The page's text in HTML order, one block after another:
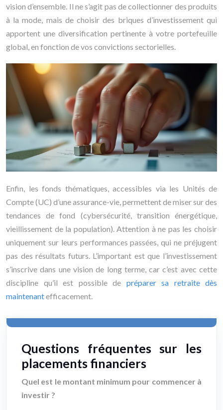
vision d’ensemble. Il ne s’agit pas de collectionner des produits
à la mode, mais de choisir des briques d’investissement qui
apportent une diversification pertinente à votre portefeuille
global, en fonction de vos convictions sectorielles.
Enfin, les fonds thématiques, accessibles via les Unités de
Compte (UC) d’une assurance-vie, permettent de miser sur des
tendances de fond (cybersécurité, transition énergétique,
vieillissement de la population). Attention à ne pas les choisir
uniquement sur leurs performances passées, qui ne préjugent
pas des résultats futurs. L’important est que l’investissement
s’inscrive dans une vision de long terme, car c’est avec cette
discipline qu’il est possible de préparer sa retraite dès
maintenantefficacement.
Questions fréquentes sur les
placements financiers
Quel est le montant minimum pour commencer à
investir ?